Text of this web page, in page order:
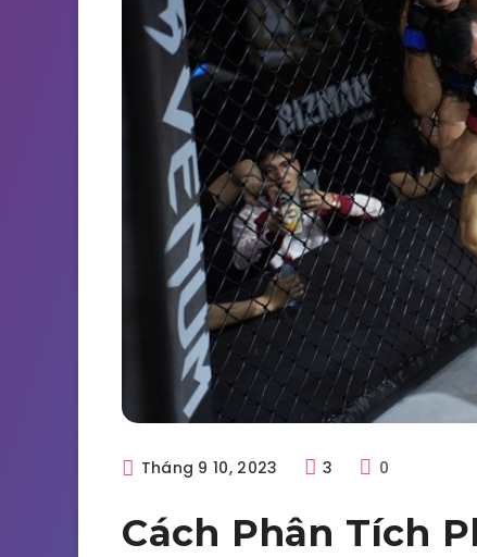
Tháng 9 10, 2023 3 0
Cách Phân Tích